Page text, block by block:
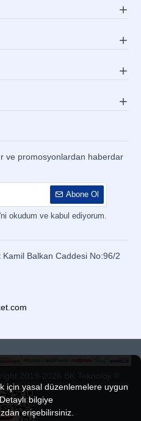
ve promosyonlardan haberdar
Abone Ol
'ni okudum ve kabul ediyorum.
Kamil Balkan Caddesi No:96/2
2019-2026 BK Teknoloji ®
için yasal düzenlemelere uygun
bilgiye
erişebilirsiniz.